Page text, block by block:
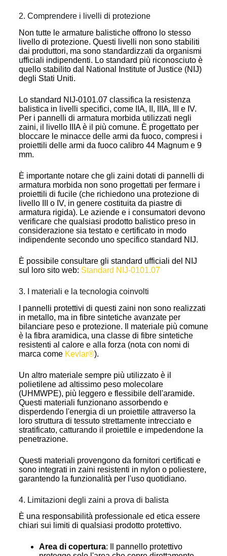
2. Comprendere i livelli di protezione
Non tutte le armature balistiche offrono lo stesso
livello di protezione. Questi livelli non sono stabiliti
dai produttori, ma sono standardizzati da organismi
ufficiali indipendenti. Lo standard più riconosciuto è
quello stabilito dal National Institute of Justice (NIJ)
degli Stati Uniti.
Lo standard NIJ-0101.07 classifica la resistenza
balistica in livelli specifici, come IIA, II, IIIA, III e IV.
Per i pannelli di armatura morbida utilizzati negli
zaini, il livello IIIA è il più comune. È progettato per
bloccare le minacce delle armi da fuoco, compresi i
proiettili delle armi da fuoco calibro 44 Magnum e 9
mm.
È importante notare che gli zaini dotati di pannelli di
armatura morbida non sono progettati per fermare i
proiettili di fucile (che richiedono una protezione di
livello III o IV, in genere costituita da piastre di
armatura rigida). Le aziende e i consumatori devono
verificare che qualsiasi prodotto balistico preso in
considerazione sia testato e certificato in modo
indipendente secondo uno specifico standard NIJ.
È possibile consultare gli standard ufficiali del NIJ
sul loro sito web: Standard NIJ-0101.07
3. I materiali e la tecnologia coinvolti
I pannelli protettivi di questi zaini non sono realizzati
in metallo, ma in fibre sintetiche avanzate per
bilanciare peso e protezione. Il materiale più comune
è la fibra aramidica, una classe di fibre sintetiche
resistenti al calore e alla forza (nota con nomi di
marca come Kevlar®).
Un altro materiale sempre più utilizzato è il
polietilene ad altissimo peso molecolare
(UHMWPE), più leggero e flessibile dell'aramide.
Questi materiali funzionano assorbendo e
disperdendo l'energia di un proiettile attraverso la
loro struttura di tessuto strettamente intrecciato e
stratificato, catturando il proiettile e impedendone la
penetrazione.
Questi materiali provengono da fornitori certificati e
sono integrati in zaini resistenti in nylon o poliestere,
garantendo la funzionalità per l'uso quotidiano.
4. Limitazioni degli zaini a prova di balista
È una responsabilità professionale ed etica essere
chiari sui limiti di qualsiasi prodotto protettivo.
Area di copertura: Il pannello protettivo